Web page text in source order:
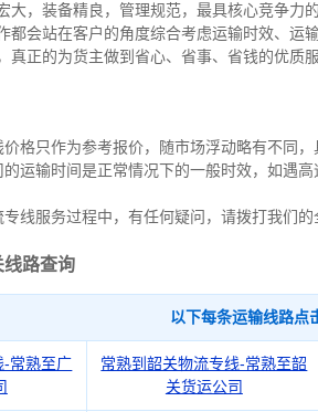
大，装备精良，管理规范，最具核心竞争
都会站在客户的角度综合考虑运输时效、
真正的为货主做到省心、省事、省钱的优质服
格只作为参考报价，随市场浮动略有不同，
运输时间是正常情况下的一般时效，如遇
线服务过程中，有任何疑问，请拨打我们
线路查询
以下每条运输线路点
-常熟至广
常熟到韶关物流专线-常熟至韶
关货运公司